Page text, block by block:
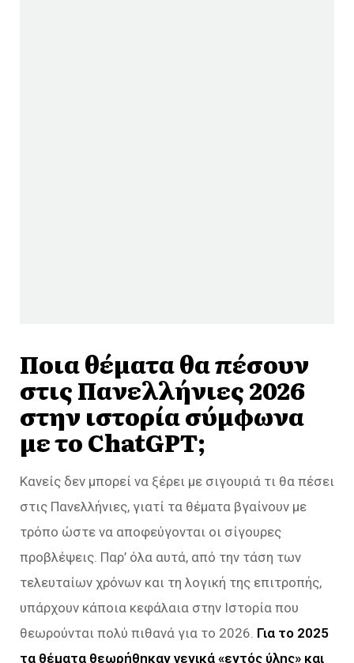
Ποια θέματα θα πέσουν
στις Πανελλήνιες 2026
στην ιστορία σύμφωνα
με το ChatGPT;
Κανείς δεν μπορεί να ξέρει με σιγουριά τι θα πέσει
στις Πανελλήνιες, γιατί τα θέματα βγαίνουν με
τρόπο ώστε να αποφεύγονται οι σίγουρες
προβλέψεις. Παρ’ όλα αυτά, από την τάση των
τελευταίων χρόνων και τη λογική της επιτροπής,
υπάρχουν κάποια κεφάλαια στην Ιστορία που
θεωρούνται πολύ πιθανά για το 2026. Για το 2025
τα θέματα θεωρήθηκαν γενικά «εντός ύλης» και